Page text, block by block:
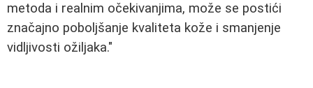
metoda i realnim očekivanjima, može se postići
značajno poboljšanje kvaliteta kože i smanjenje
vidljivosti ožiljaka."